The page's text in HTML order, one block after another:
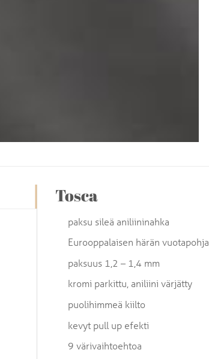
Tosca
paksu sileä aniliininahka
Eurooppalaisen härän vuotapohja
paksuus 1,2 – 1,4 mm
kromi parkittu, aniliini värjätty
puolihimmeä kiilto
kevyt pull up efekti
9 värivaihtoehtoa